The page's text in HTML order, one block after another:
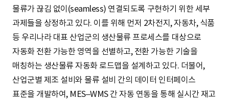
물류가 끊김 없이(seamless) 연결되도록 구현하기 위한 세부
과제들을 상정하고 있다. 이를 위해 먼저 2차전지, 자동차, 식품
등 우리나라 대표 산업군의 생산물류 프로세스를 대상으로
자동화 전환 가능한 영역을 선별하고, 전환 가능한 기술을
매칭하는 생산물류 자동화 로드맵을 설계하고 있다. 더불어,
산업군별 제조 설비와 물류 설비 간의 데이터 인터페이스
표준을 개발하여, MES–WMS 간 자동 연동을 통해 실시간 재고